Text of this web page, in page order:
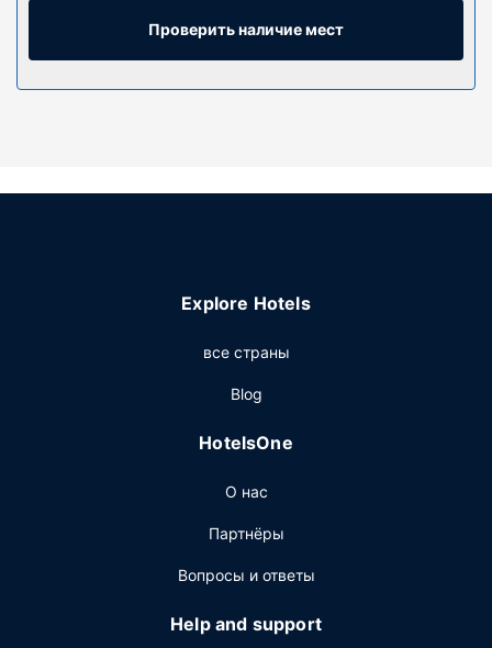
холодильник и телевизоры Smart TV. Бесплатный
проводной и беспроводной доступ в интернет
звонки.
фитнес-центр. Этот отель предоставляет
беспроводной доступ в интернет и телевизор в
Когда вы проголодаетесь, зайдите в бакалея/магазин
гостей Holiday Inn Express Hotel & Suites Weston by IHG.
Бесплатный завтрак (шведский стол) предлагается
ежедневно с 6:30 до 9:30.
Другие особенности
Для удобства гостей предоставляется следующее:
бесплатный (проводной) доступ в интернет,
Проверить наличие мест
Explore Hotels
все страны
Blog
HotelsOne
О нас
Партнёры
Вопросы и ответы
Help and support